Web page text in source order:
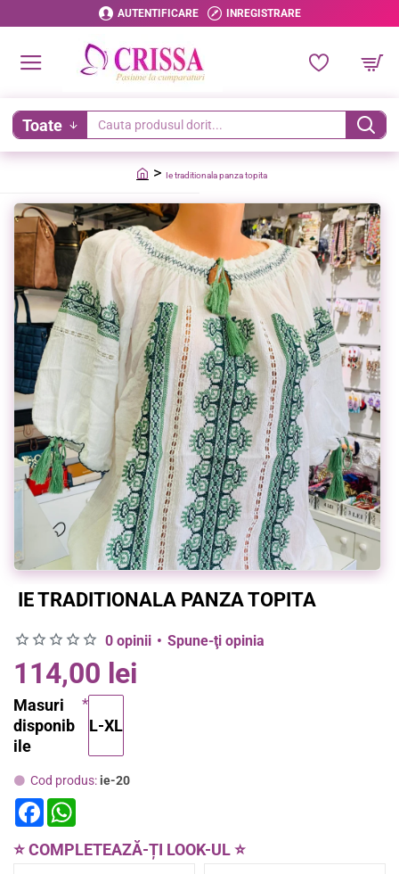
AUTENTIFICARE INREGISTRARE
Toate
Cauta
produsul
Ie traditionala panza topita
IE TRADITIONALA PANZA TOPITA
Cod produs: ie-20
0 opinii • Spune-ţi opinia
114,00 lei
Masuri
disponib
ile
L-XL
F
a
e t
⭐ COMPLETEAZĂ-ȚI LOOK-UL ⭐